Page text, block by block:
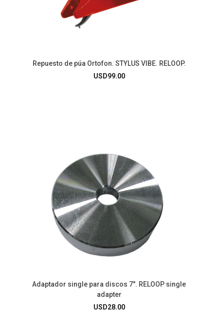
Repuesto de púa Ortofon. STYLUS VIBE. RELOOP.
USD99.00
Adaptador single para discos 7″. RELOOP single
adapter
USD28.00